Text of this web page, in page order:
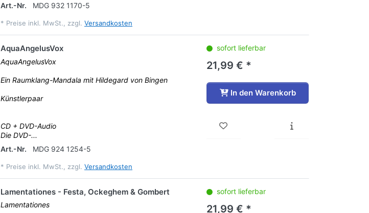
Art.-Nr.
MDG 932 1170-5
* Preise inkl. MwSt., zzgl. Versandkosten
AquaAngelusVox
AquaAngelusVox
Ein Raumklang-Mandala mit Hildegard von Bingen
Künstlerpaar
CD + DVD-Audio
Die DVD-...
Art.-Nr.
MDG 924 1254-5
* Preise inkl. MwSt., zzgl. Versandkosten
sofort lieferbar
21,99 € *
In den Warenkorb
Lamentationes - Festa, Ockeghem & Gombert
Lamentationes
sofort lieferbar
21,99 € *